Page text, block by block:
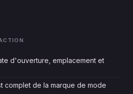
d'ouverture, emplacement et
complet de la marque de mode